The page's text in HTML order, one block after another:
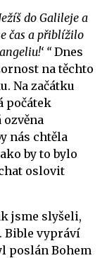
do Galileje a
čas a přiblížilo
“Dnes
na těchto
Na začátku
počátek
nás chtěla
by to bylo
oslovit
jsme slyšeli,
Bible vypráví
poslán Bohem